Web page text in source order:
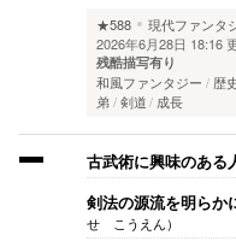
★588
現代ファンタ
2026年6月28日 18:16
残酷描写有り
和風ファンタジー 歴
弟 剣道 成長
古武術に興味のある
剣法の源流を明らか
せ こうえん）